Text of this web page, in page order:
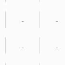
- -
- -